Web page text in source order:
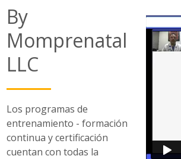
By
Momprenatal
LLC
Los programas de
entrenamiento - formación
continua y certificación
cuentan con todas la